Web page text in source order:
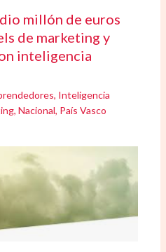
millón de euros
de marketing y
inteligencia
, Inteligencia
,Nacional, País Vasco